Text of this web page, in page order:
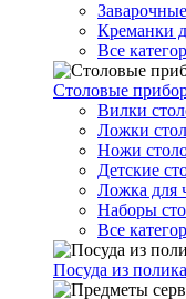
Креманки
Все
Столовые
Вилки
Ложки
Ножи
Детские
Ложка для
Наборы
Все
Посуда из